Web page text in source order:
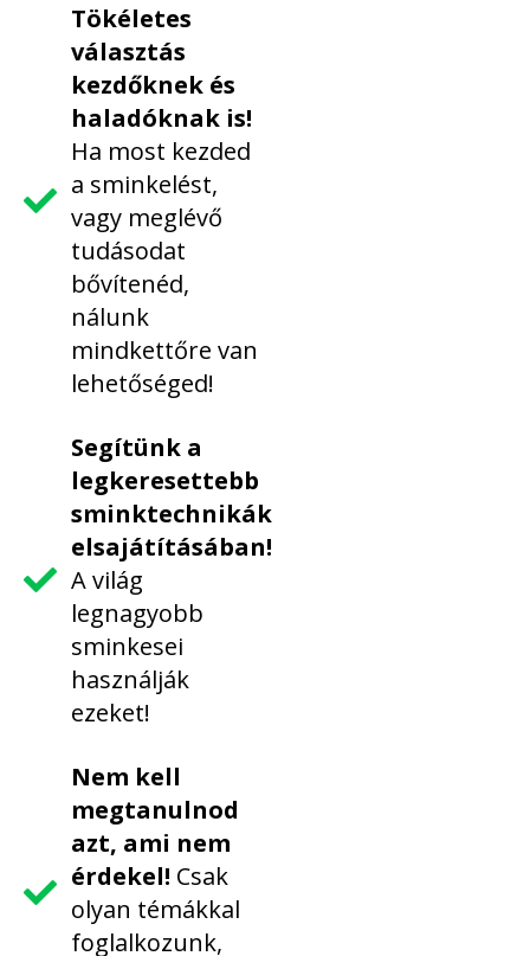
Tökéletes
választás
kezdőknek és
haladóknak is!
Ha most kezded
a sminkelést,
vagy meglévő
tudásodat
bővítenéd,
nálunk
mindkettőre van
lehetőséged!
Segítünk a
legkeresettebb
sminktechnikák
elsajátításában!
A világ
legnagyobb
sminkesei
használják
ezeket!
Nem kell
megtanulnod
azt, ami nem
érdekel! Csak
olyan témákkal
foglalkozunk,